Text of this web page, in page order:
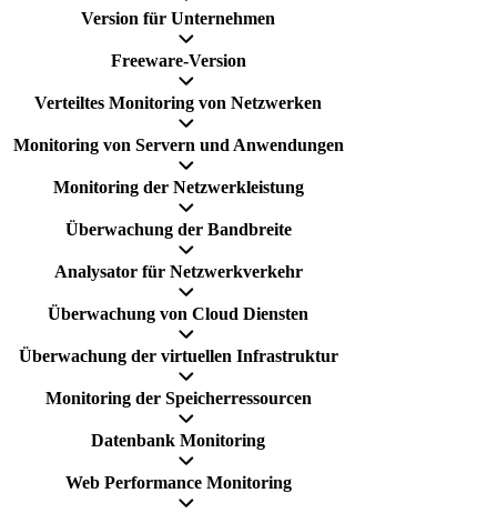
Version für Unternehmen
Freeware-Version
Verteiltes Monitoring von Netzwerken
Monitoring von Servern und Anwendungen
Monitoring der Netzwerkleistung
Überwachung der Bandbreite
Analysator für Netzwerkverkehr
Überwachung von Cloud Diensten
Überwachung der virtuellen Infrastruktur
Monitoring der Speicherressourcen
Datenbank Monitoring
Web Performance Monitoring